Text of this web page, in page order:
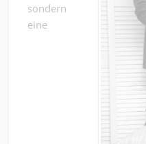
sondern
eine